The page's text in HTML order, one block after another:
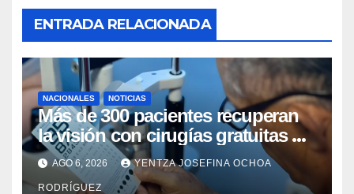
ENTRADA RELACIONADA
NACIONALES NOTICIAS
Más de 300 pacientes recuperan
la visión con cirugías gratuitas de
cataratas en Zulia
AGO 6, 2026 YENTZA JOSEFINA OCHOA
RODRÍGUEZ